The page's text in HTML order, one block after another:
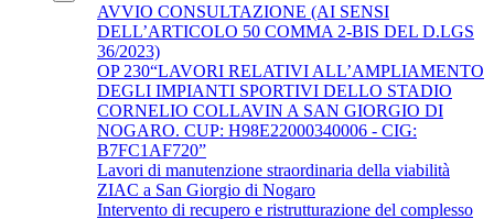
AVVIO CONSULTAZIONE (AI SENSI
DELL’ARTICOLO 50 COMMA 2-BIS DEL D.LGS
36/2023)
OP 230“LAVORI RELATIVI ALL’AMPLIAMENTO
DEGLI IMPIANTI SPORTIVI DELLO STADIO
CORNELIO COLLAVIN A SAN GIORGIO DI
NOGARO. CUP: H98E22000340006 - CIG:
B7FC1AF720”
Lavori di manutenzione straordinaria della viabilità
ZIAC a San Giorgio di Nogaro
Intervento di recupero e ristrutturazione del complesso